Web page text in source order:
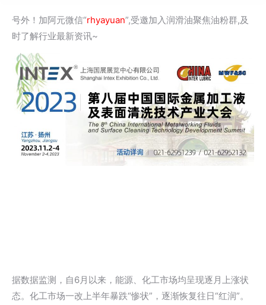
号外！加阿元微信“rhyayuan”,受邀加入润滑油聚焦油粉群,及
时了解行业最新资讯~
据数据监测，自6月以来，能源、化工市场均呈现逐月上涨状
态。化工市场一改上半年暴跌“惨状”，逐渐恢复往日“红润”。